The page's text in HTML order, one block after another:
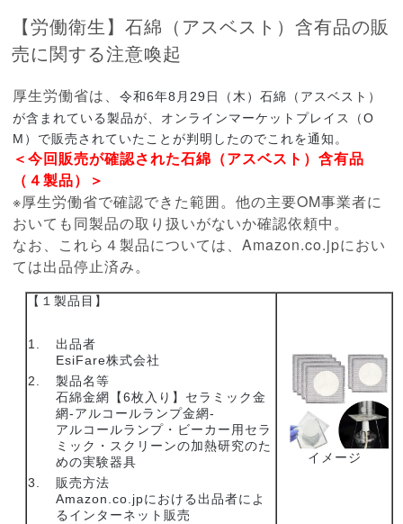
【労働衛生】石綿（アスベスト）含有品の販
売に関する注意喚起
厚生労働省は、令和6年8月29日（木）石綿（アスベスト）
が含まれている製品が、オンラインマーケットプレイス（O
M）で販売されていたことが判明したのでこれを通知。
＜今回販売が確認された石綿（アスベスト）含有品
（４製品）＞
※厚生労働省で確認できた範囲。他の主要OM事業者に
おいても同製品の取り扱いがないか確認依頼中。
なお、これら４製品については、Amazon.co.jpにおい
ては出品停止済み。
【１製品目】
出品者
EsiFare株式会社
製品名等
石綿金網【6枚入り】セラミック金
網-アルコールランプ金網-
アルコールランプ・ビーカー用セラ
ミック・スクリーンの加熱研究のた
めの実験器具
販売方法
Amazon.co.jpにおける出品者によ
るインターネット販売
イメージ